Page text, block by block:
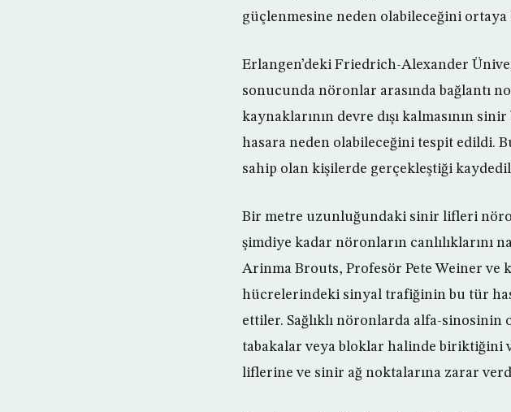
güçlenmesine neden olabileceğini ortaya
Erlangen’deki Friedrich-Alexander
sonucunda nöronlar arasında bağlantı
kaynaklarının devre dışı kalmasının
hasara neden olabileceğini tespit edildi.
sahip olan kişilerde gerçekleştiği
Bir metre uzunluğundaki sinir lifleri
şimdiye kadar nöronların canlılıklarını
Arinma Brouts, Profesör Pete Weiner ve
hücrelerindeki sinyal trafiğinin bu tür
ettiler. Sağlıklı nöronlarda alfa-
tabakalar veya bloklar halinde biriktiğini
liflerine ve sinir ağ noktalarına zarar